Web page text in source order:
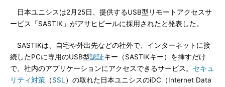
日本ユニシスは2月25日、提供するUSB型リモートアクセスサ
ービス「SASTIK」がアサヒビールに採用されたと発表した。
SASTIKは、自宅や外出先などの社外で、インターネットに接
続したPCに専用のUSB型認証キー（SASTIKキー）を挿すだけ
で、社内のアプリケーションにアクセスできるサービス。 セキュ
リティ対策 （SSL ）の取れた日本ユニシスのiDC（Internet Data